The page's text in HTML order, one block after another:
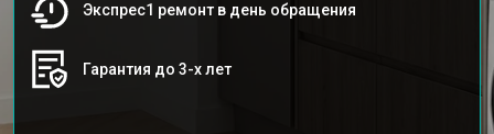
Экспрес1 ремонт в день обращения
Гарантия до 3-х лет